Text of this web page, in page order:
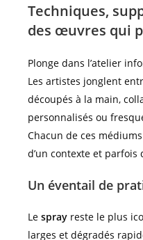
Techniques,
des œuvres qui
Plonge dans l’atelier
Les artistes jonglent
découpés à la main,
personnalisés ou
Chacun de ces
d’un contexte et
Un éventail de
Le spray reste le plus
larges et dégradés